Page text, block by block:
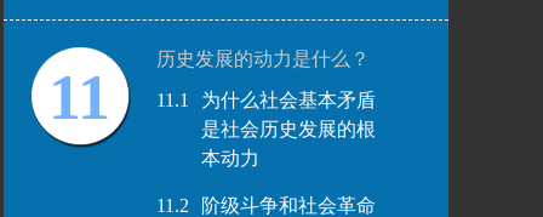
11
历史发展的动力是什么？
11.1
为什么社会基本矛盾
是社会历史发展的根
本动力
11.2
阶级斗争和社会革命